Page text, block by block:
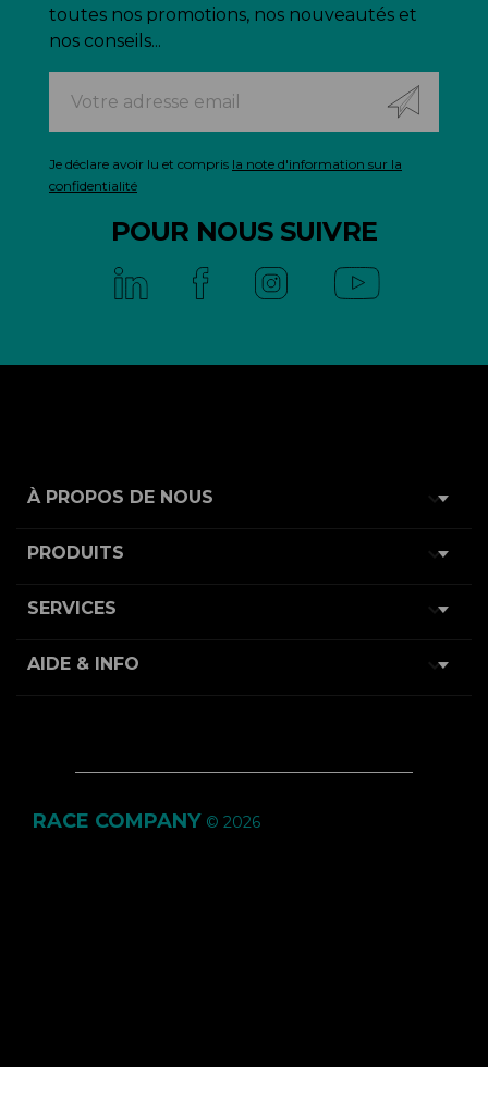
toutes nos promotions, nos nouveautés et
nos conseils...
Je déclare avoir lu et compris la note d'information sur la
confidentialité
POUR NOUS SUIVRE
À PROPOS DE NOUS 
PRODUITS 
SERVICES 
AIDE & INFO 
RACE COMPANY © 2026